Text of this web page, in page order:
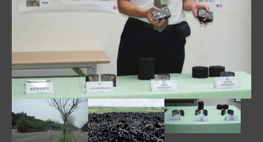
圖片說明：1021008 記者會相片 1.JPG